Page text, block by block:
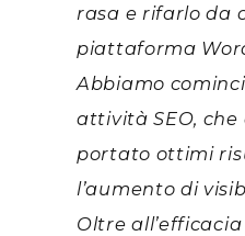
rasa e rifarlo da
piattaforma
Abbiamo
attività SEO,
portato ottimi
l’aumento di
Oltre